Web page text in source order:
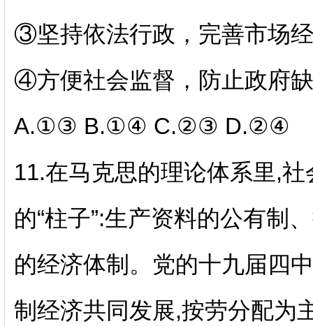
③坚持依法行政，完善市场
④方便社会监督，防止政府
A.①③ B.①④ C.②③ D.②④
11.在马克思的理论体系里,社
的“柱子”:生产资料的公有制
的经济体制。党的十九届四
制经济共同发展,按劳分配为